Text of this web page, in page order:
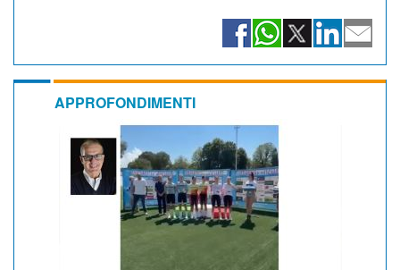
APPROFONDIMENTI